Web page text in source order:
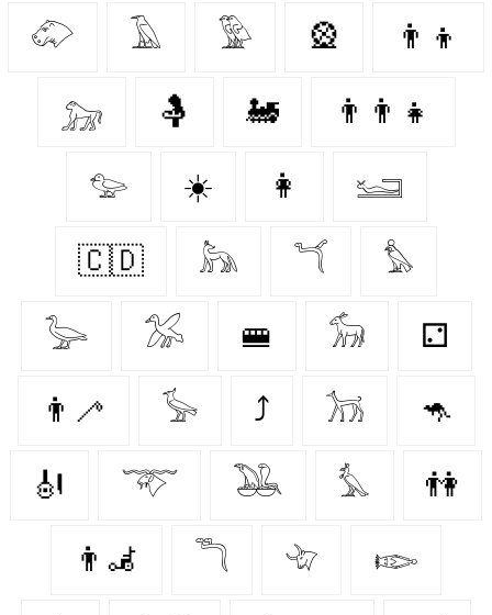
𓄁 𓄿 𓅳 🎡 👨‍👦
𓃷 🤱 🚂 👨‍👨‍👧
𓅰 ☀️ 👩‍ 𓆒
🇨🇩 𓃦 𓆔 𓅊
𓅬 𓅮 🚝 𓃘 ⚁
👨‍🦯‍ 𓅚 ⤴ 𓃡 🦘
🎻 𓄅 𓅒 𓅘 👫
👨‍🦼 𓆕 𓄀 𓆢